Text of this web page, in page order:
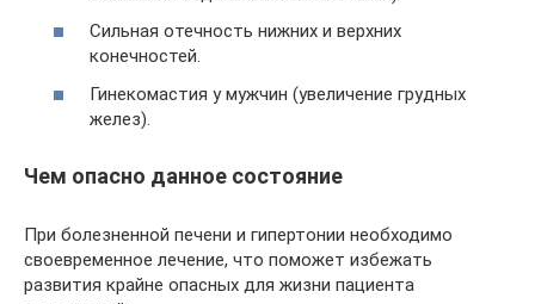
Сильная отечность нижних и верхних
конечностей.
Гинекомастия у мужчин (увеличение грудных
желез).
Чем опасно данное состояние
При болезненной печени и гипертонии необходимо
своевременное лечение, что поможет избежать
развития крайне опасных для жизни пациента